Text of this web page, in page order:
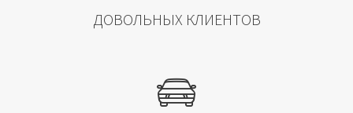
ДОВОЛЬНЫХ КЛИЕНТОВ